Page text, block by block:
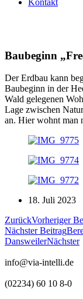
Kontakt
Baubeginn
Der Erdbau kann
Baubeginn in der
Wald gelegenen
Lage zwischen
an. Hier wohnt man
18. Juli 2023
ZurückVorheriger
Nächster Beitrag
DansweilerNächster
info@via-intelli.de
(02234) 60 10 8-0